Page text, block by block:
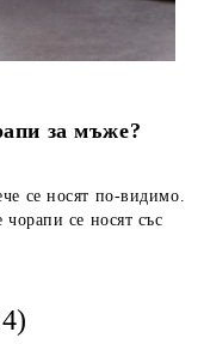
за мъже?
се носят по-видимо.
се носят със